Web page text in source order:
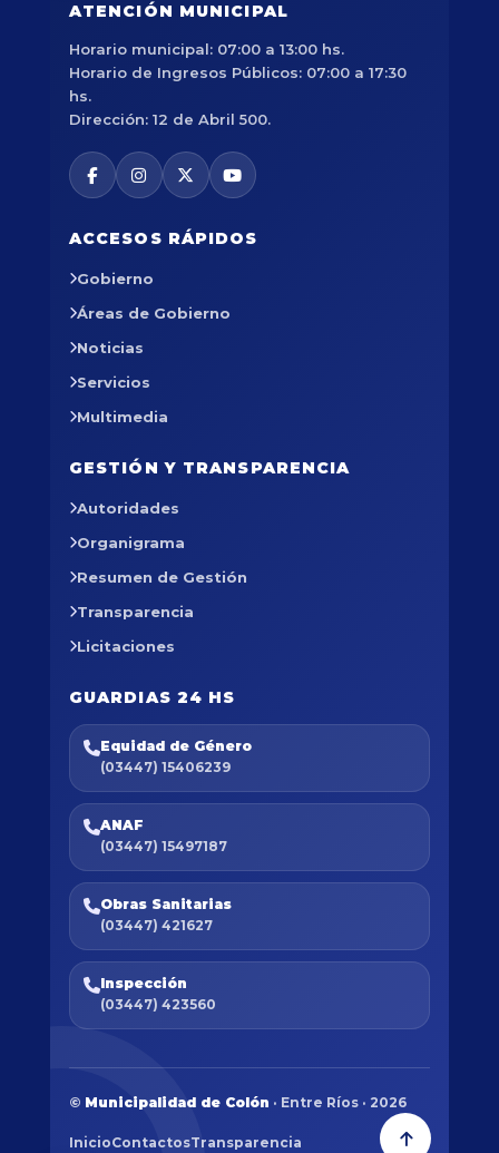
ATENCIÓN MUNICIPAL
Horario municipal: 07:00 a 13:00 hs.
Horario de Ingresos Públicos: 07:00 a 17:30
hs.
Dirección: 12 de Abril 500.
ACCESOS RÁPIDOS
Gobierno
Áreas de Gobierno
Noticias
Servicios
Multimedia
GESTIÓN Y TRANSPARENCIA
Autoridades
Organigrama
Resumen de Gestión
Transparencia
Licitaciones
GUARDIAS 24 HS
Equidad de Género
(03447) 15406239
ANAF
(03447) 15497187
Obras Sanitarias
(03447) 421627
Inspección
(03447) 423560
© Municipalidad de Colón · Entre Ríos · 2026
InicioContactosTransparencia